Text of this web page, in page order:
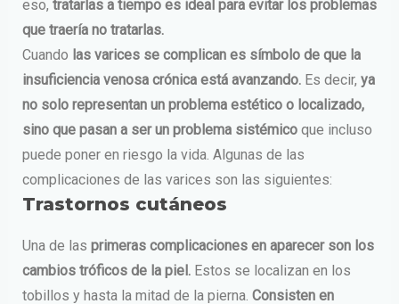
eso, tratarlas a tiempo es ideal para evitar los problemas
que traería no tratarlas.
Cuando las varices se complican es símbolo de que la
insuficiencia venosa crónica está avanzando.Es decir, ya
no solo representan un problema estético o localizado,
sino que pasan a ser un problema sistémicoque incluso
puede poner en riesgo la vida. Algunas de las
complicaciones de las varices son las siguientes:
Trastornos cutáneos
Una de las primeras complicaciones en aparecer son los
cambios tróficos de la piel.Estos se localizan en los
tobillos y hasta la mitad de la pierna. Consisten en